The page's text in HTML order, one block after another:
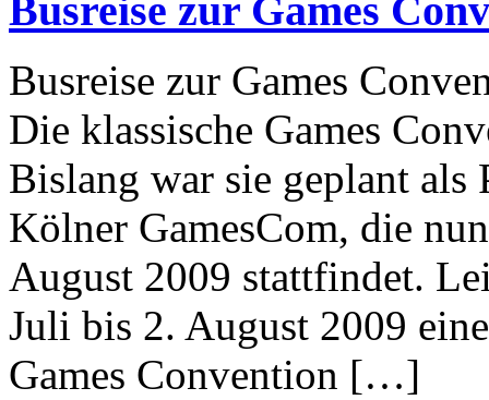
Busreise zur Games
Busreise zur Games
Die klassische Games
Bislang war sie geplant als
Kölner GamesCom, die
August 2009 stattfindet.
Juli bis 2. August 2009
Games Convention […]